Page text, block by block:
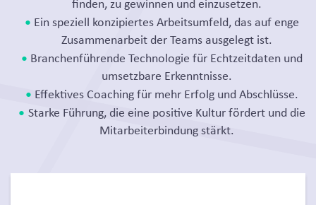
finden, zu gewinnen und einzusetzen.
Ein speziell konzipiertes Arbeitsumfeld, das auf enge
Zusammenarbeit der Teams ausgelegt ist.
Branchenführende Technologie für Echtzeitdaten und
umsetzbare Erkenntnisse.
Effektives Coaching für mehr Erfolg und Abschlüsse.
Starke Führung, die eine positive Kultur fördert und die
Mitarbeiterbindung stärkt.